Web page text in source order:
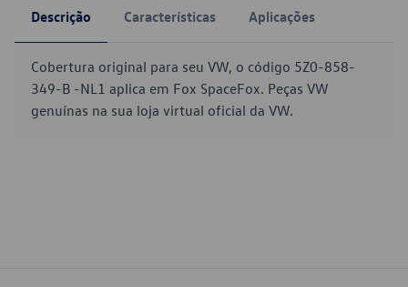
Descrição Características Aplicações
Cobertura original para seu VW, o código 5Z0-858-
349-B -NL1 aplica em Fox SpaceFox. Peças VW
genuínas na sua loja virtual oficial da VW.